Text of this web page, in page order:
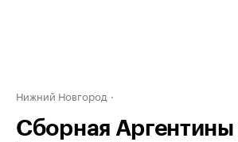
Нижний Новгород
Сборная Аргентины